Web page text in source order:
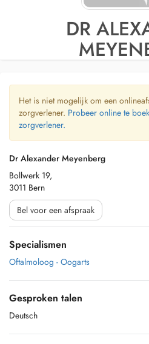
DR
Het is niet mogelijk om een
zorgverlener. Probeer online te
zorgverlener.
Dr Alexander Meyenberg
Bollwerk 19,
3011 Bern
Bel voor een afspraak
Specialismen
Oftalmoloog - Oogarts
Gesproken talen
Deutsch